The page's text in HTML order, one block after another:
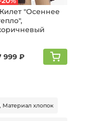
"Осеннее
999 ₽
Материал хлопок